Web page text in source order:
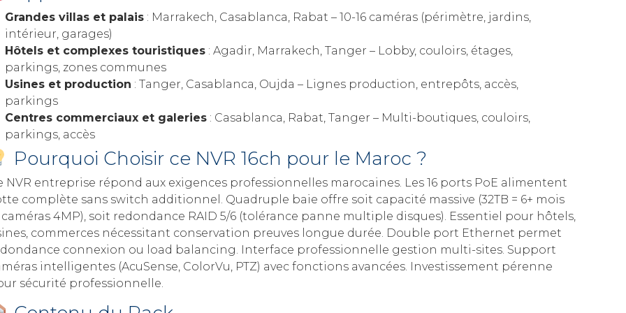
Grandes villas et palais : Marrakech, Casablanca, Rabat – 10-16 caméras (périmètre, jardins,
intérieur, garages)
Hôtels et complexes touristiques : Agadir, Marrakech, Tanger – Lobby, couloirs, étages,
parkings, zones communes
Usines et production : Tanger, Casablanca, Oujda – Lignes production, entrepôts, accès,
parkings
Centres commerciaux et galeries : Casablanca, Rabat, Tanger – Multi-boutiques, couloirs,
parkings, accès
Pourquoi Choisir ce NVR 16ch pour le Maroc ?
NVR entreprise répond aux exigences professionnelles marocaines. Les 16 ports PoE alimentent
complète sans switch additionnel. Quadruple baie offre soit capacité massive (32TB = 6+ mois
caméras 4MP), soit redondance RAID 5/6 (tolérance panne multiple disques). Essentiel pour hôtels,
commerces nécessitant conservation preuves longue durée. Double port Ethernet permet
connexion ou load balancing. Interface professionnelle gestion multi-sites. Support
intelligentes (AcuSense, ColorVu, PTZ) avec fonctions avancées. Investissement pérenne
sécurité professionnelle.